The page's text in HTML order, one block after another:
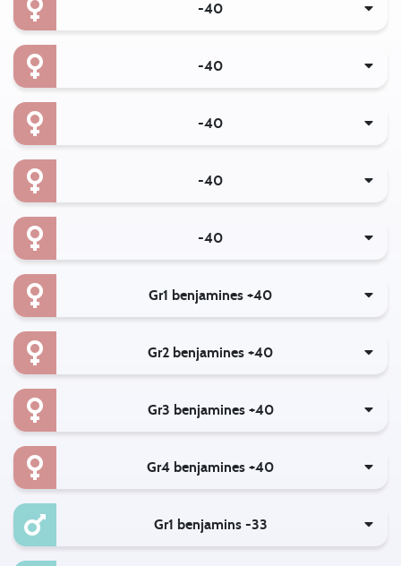
-40
-40
-40
-40
-40
Gr1 benjamines +40
Gr2 benjamines +40
Gr3 benjamines +40
Gr4 benjamines +40
Gr1 benjamins -33